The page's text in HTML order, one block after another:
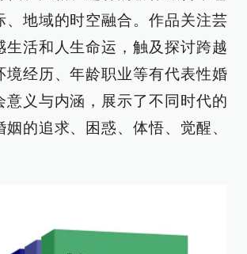
、地域的时空融合。作品关注芸
生活和人生命运，触及探讨跨越
境经历、年龄职业等有代表性婚
意义与内涵，展示了不同时代的
的追求、困惑、体悟、觉醒、